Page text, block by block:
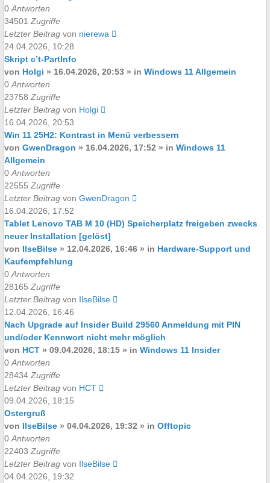
0 Antworten
34501 Zugriffe
Letzter Beitrag von nierewa
24.04.2026, 10:28
Skript c’t-PartInfo
von Holgi » 16.04.2026, 20:53» in Windows 11 Allgemein
0 Antworten
23758 Zugriffe
Letzter Beitrag von Holgi
16.04.2026, 20:53
Win 11 25H2: Kontrast in Menü verbessern
von GwenDragon » 16.04.2026, 17:52 » in Windows 11
Allgemein
0 Antworten
22555 Zugriffe
Letzter Beitrag von GwenDragon
16.04.2026, 17:52
Tablet Lenovo TAB M 10 (HD) Speicherplatz freigeben zwecks
neuer Installation [gelöst]
von IlseBilse» 12.04.2026, 16:46» in Hardware-Support und
Kaufempfehlung
0 Antworten
28165 Zugriffe
Letzter Beitrag von IlseBilse
12.04.2026, 16:46
Nach Upgrade auf Insider Build 29560 Anmeldung mit PIN
und/oder Kennwort nicht mehr möglich
von HCT» 09.04.2026, 18:15» in Windows 11 Insider
0 Antworten
28434 Zugriffe
Letzter Beitrag von HCT
09.04.2026, 18:15
Ostergruß
von IlseBilse» 04.04.2026, 19:32 » in Offtopic
0 Antworten
22403 Zugriffe
Letzter Beitrag von IlseBilse
04.04.2026, 19:32